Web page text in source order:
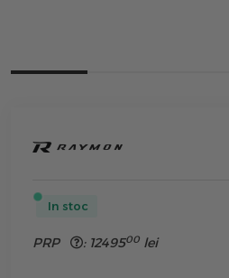
In stoc
PRP : 1249500 lei